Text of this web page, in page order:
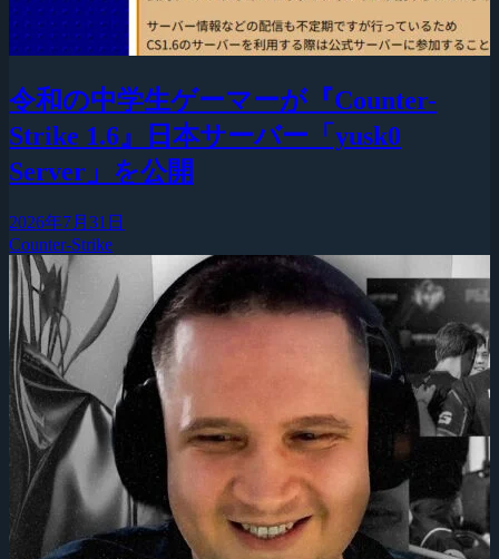
令和の中学生ゲーマーが『Counter-
Strike 1.6』日本サーバー「yusk0
Server」を公開
2026年7月31日
Counter-Strike